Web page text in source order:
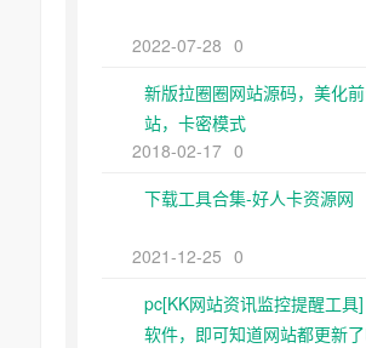
2022-07-28 0
新版拉圈圈网站源码，美化
站，卡密模式
2018-02-17 0
下载工具合集-好人卡资源网
2021-12-25 0
pc[KK网站资讯监控提醒工具
软件，即可知道网站都更新